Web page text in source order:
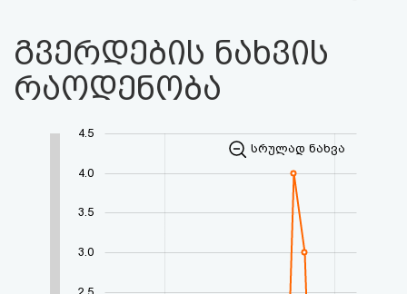
გვერდების ნახვის
რაოდენობა
3.0
3.5
4.0
4.5
სრულად ნახვა